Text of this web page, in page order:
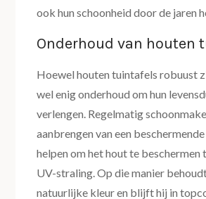
ook hun schoonheid door de jaren
Onderhoud van houten
Hoewel houten tuintafels robuust
wel enig onderhoud om hun
verlengen. Regelmatig
aanbrengen van een
helpen om het hout te beschermen
UV-straling. Op die manier
natuurlijke kleur en blijft hij in